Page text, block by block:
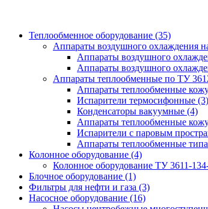
Теплообменное оборудование (35)
Аппараты воздушного охлаждения
Аппараты воздушного
Аппараты воздушного
Аппараты теплообменные по ТУ
Аппараты теплообменные
Испарители термосифонные (3)
Конденсаторы вакуумные (4)
Аппараты теплообменные
Испарители с паровым
Аппараты теплообменные
Колонное оборудование (4)
Колонное оборудование ТУ 3611-
Блочное оборудование (1)
Фильтры для нефти и газа (3)
Насосное оборудование (16)